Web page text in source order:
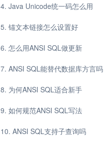
Java Unicode统一码怎么用
锚文本链接怎么设置好
怎么用ANSI SQL做更新
ANSI SQL能替代数据库方言吗
为何ANSI SQL适合新手
如何规范ANSI SQL写法
ANSI SQL支持子查询吗